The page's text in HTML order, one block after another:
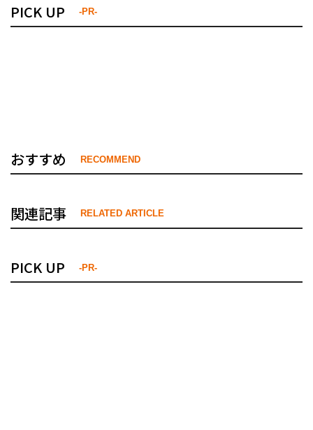
PICK UP -PR-
おすすめ RECOMMEND
関連記事 RELATED ARTICLE
PICK UP -PR-